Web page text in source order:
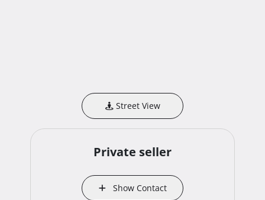
Street View
Private seller
Show Contact